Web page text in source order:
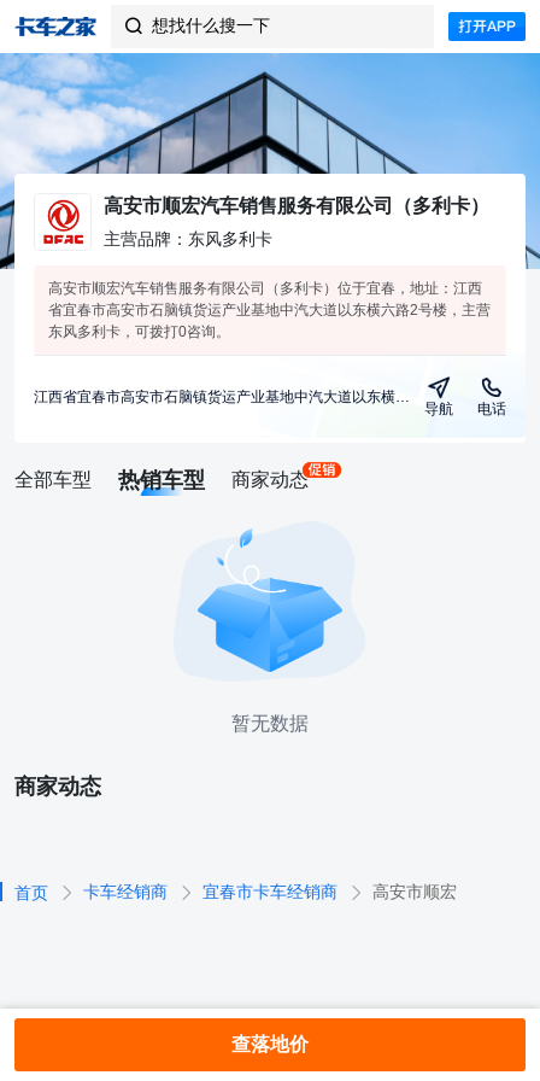
 想找什么搜一下
高安市顺宏汽车销售服务有限公司（多利卡）
主营品牌：东风多利卡
高安市顺宏汽车销售服务有限公司（多利卡）位于宜春，地址：江西
省宜春市高安市石脑镇货运产业基地中汽大道以东横六路2号楼，主营
东风多利卡，可拨打0咨询。
江西省宜春市高安市石脑镇货运产业基地中汽大道以东横六路2号楼
导航 电话
全部车型 热销车型 商家动态
暂无数据
商家动态
首页 卡车经销商 宜春市卡车经销商 高安市顺宏
查落地价